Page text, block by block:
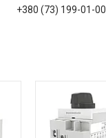
+380 (73) 199-01-00